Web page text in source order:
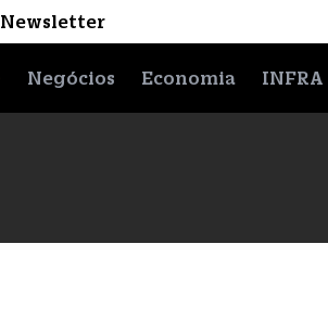
Newsletter
Negócios Economia INFRA